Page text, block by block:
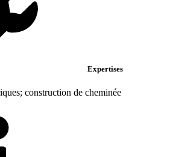
Expertises
construction de cheminée